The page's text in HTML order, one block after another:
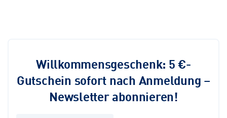
Willkommensgeschenk: 5 €-
Gutschein sofort nach Anmeldung –
Newsletter abonnieren!